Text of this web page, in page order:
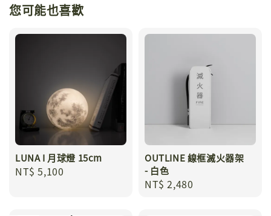
您可能也喜歡
LUNA I 月球燈 15cm
Regular
NT$ 5,100
OUTLINE 線框滅火器架
- 白色
Regular
NT$ 2,480